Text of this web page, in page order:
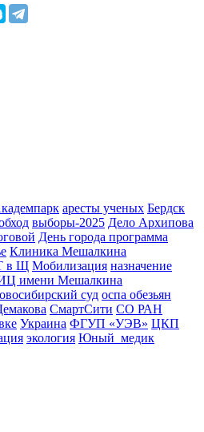
аресты ученых Бердск
выборы-2025 Дело Архипова
День города программа
Клиника Мешалкина
в Щ Мобилизация назначение
имени Мешалкина
суд оспа обезьян
СмартСити СО РАН
Украина ФГУП «УЭВ» ЦКП
экология Юный_медик